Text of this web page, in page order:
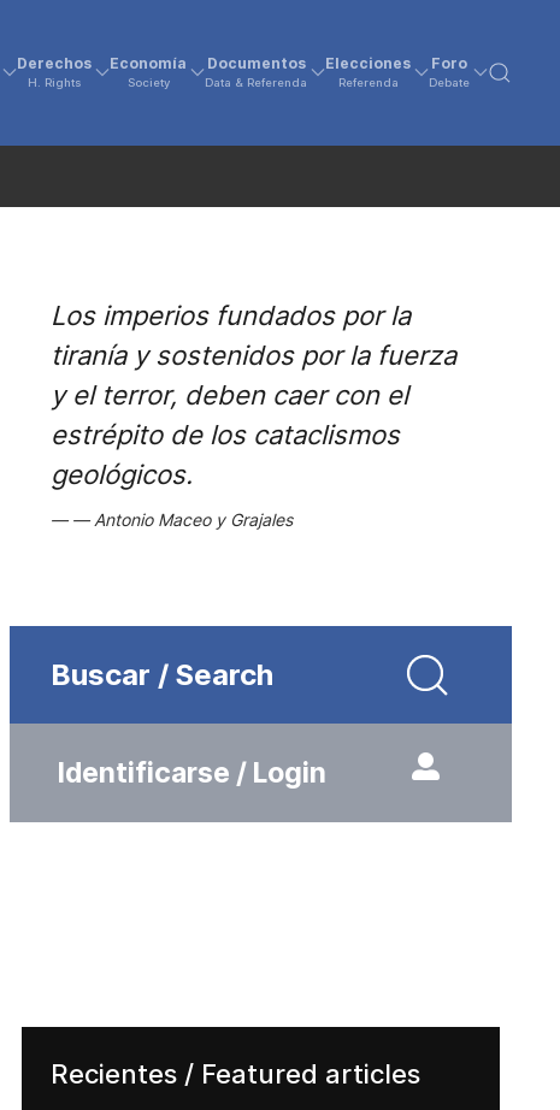
Derechos
H. Rights
Economía
Society
Documentos
Data & Referenda
Elecciones
Referenda
Foro
Debate
Los imperios fundados por la
tiranía y sostenidos por la fuerza
y el terror, deben caer con el
estrépito de los cataclismos
geológicos.
Antonio Maceo y Grajales
Buscar / Search
Identificarse / Login
Recientes / Featured articles